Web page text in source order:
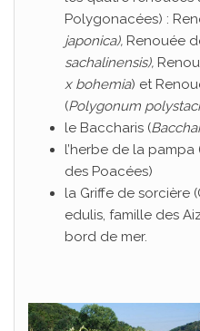
Polygonacées) :
japonica), Renouée
sachalinensis),
x bohemia) et
(Polygonum
le Baccharis (
l’herbe de la
des Poacées)
la Griffe de sorcière
edulis, famille des
bord de mer.